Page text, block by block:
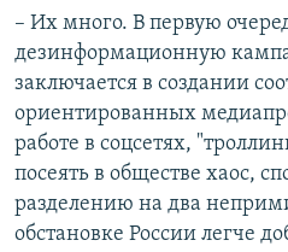
– Их много. В первую
дезинформационную
заключается в создании
ориентированных
работе в соцсетях,
посеять в обществе хаос,
разделению на два
обстановке России легче